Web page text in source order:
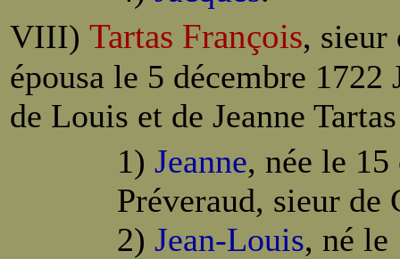
VIII) Tartas François, sieur
épousa le 5 décembre
de Louis et de Jeanne
1) Jeanne, née le
Préveraud, sieur de
2) Jean-Louis, né le